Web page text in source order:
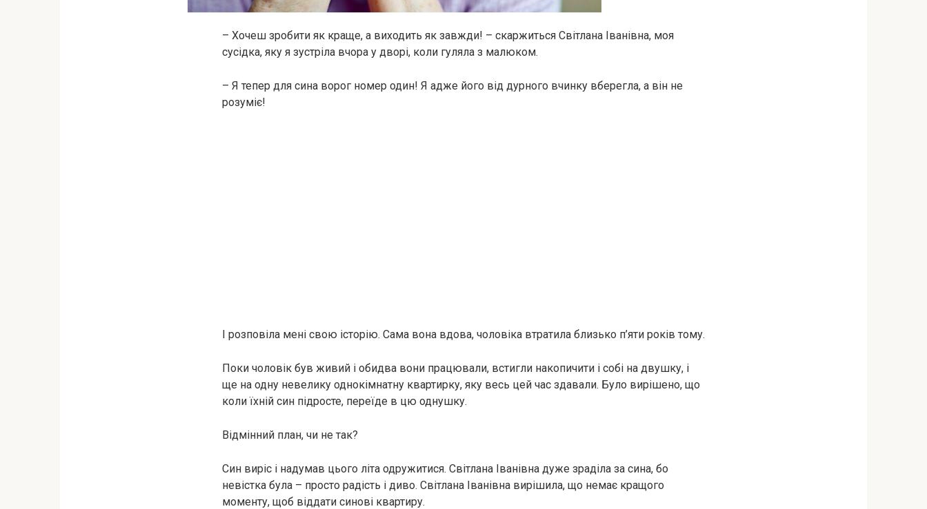
– Хочеш зробити як краще, а виходить як завжди! – скаржиться Світлана Іванівна, моя
сусідка, яку я зустріла вчора у дворі, коли гуляла з малюком.
– Я тепер для сина ворог номер один! Я адже його від дурного вчинку вберегла, а він не
розуміє!
І розповіла мені свою історію. Сама вона вдова, чоловіка втратила близько п’яти років тому.
Поки чоловік був живий і обидва вони працювали, встигли накопичити і собі на двушку, і
ще на одну невелику однокімнатну квартирку, яку весь цей час здавали. Було вирішено, що
коли їхній син підросте, переїде в цю однушку.
Відмінний план, чи не так?
Син виріс і надумав цього літа одружитися. Світлана Іванівна дуже зраділа за сина, бо
невістка була – просто радість і диво. Світлана Іванівна вирішила, що немає кращого
моменту, щоб віддати синові квартиру.